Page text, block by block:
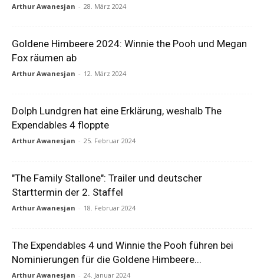
Arthur Awanesjan - 28. März 2024
Goldene Himbeere 2024: Winnie the Pooh und Megan
Fox räumen ab
Arthur Awanesjan - 12. März 2024
Dolph Lundgren hat eine Erklärung, weshalb The
Expendables 4 floppte
Arthur Awanesjan - 25. Februar 2024
"The Family Stallone": Trailer und deutscher
Starttermin der 2. Staffel
Arthur Awanesjan - 18. Februar 2024
The Expendables 4 und Winnie the Pooh führen bei
Nominierungen für die Goldene Himbeere...
Arthur Awanesjan - 24. Januar 2024